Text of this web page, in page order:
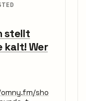
stellt
kalt! Wer
sho